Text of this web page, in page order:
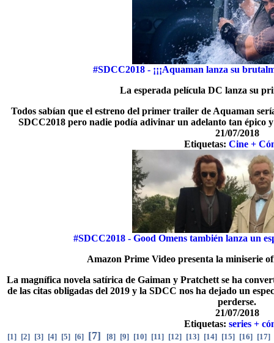
#SDCC2018 - ¡¡¡Aquaman lanza su
La esperada película DC lanza su
Todos sabían que el estreno del primer trailer de Aquaman
SDCC2018 pero nadie podía adivinar un adelanto tan épico
21/07/2018
Etiquetas: Cine +
#SDCC2018 - Good Omens también lanza un
Amazon Prime Video presenta la miniserie
La magnífica novela satírica de Gaiman y Pratchett se ha
de las citas obligadas del 2019 y la SDCC nos ha dejado un
perderse.
21/07/2018
Etiquetas: series +
[1] [2] [3] [4] [5] [6] [7] [8] [9] [10] [11] [12] [13] [14] [15] [16] [17]